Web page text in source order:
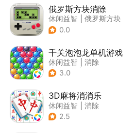
俄罗斯方块消除
休闲益智
俄罗斯方块
| 消除
0.0
千关泡泡龙单机游戏
休闲益智
消除
| 泡泡龙
3.0
3D麻将消消乐
休闲益智
消除
2.5